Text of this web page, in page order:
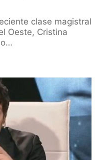
clase magistral
Oeste, Cristina